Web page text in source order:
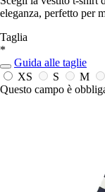
eleganza, perfetto per
Taglia
*
Guida alle taglie
XS
S M
Questo campo è